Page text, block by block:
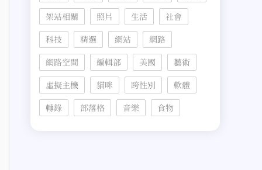
架站相關
照片 生活
社會
科技
精選 網站
網路
網路空間
編輯部 美國
藝術
虛擬主機
貓咪 跨性別
軟體
轉錄
部落格 音樂 食物